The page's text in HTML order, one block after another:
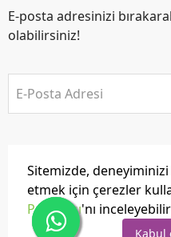
Sitemizde,
etmek için çerezler
Politikası'nı
Kabul
E-posta adresinizi
olabilirsiniz!
E-Posta Adresi
Tüm